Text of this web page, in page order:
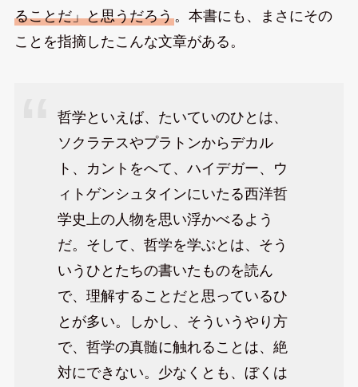
ることだ」と思うだろう。本書にも、まさにその
ことを指摘したこんな文章がある。
哲学といえば、たいていのひとは、
ソクラテスやプラトンからデカル
ト、カントをへて、ハイデガー、ウ
ィトゲンシュタインにいたる西洋哲
学史上の人物を思い浮かべるよう
だ。そして、哲学を学ぶとは、そう
いうひとたちの書いたものを読ん
で、理解することだと思っているひ
とが多い。しかし、そういうやり方
で、哲学の真髄に触れることは、絶
対にできない。少なくとも、ぼくは